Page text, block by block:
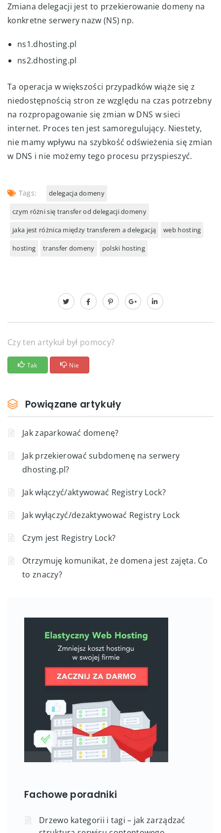
Zmiana delegacji jest to przekierowanie domeny na
konkretne serwery nazw (NS) np.
ns1.dhosting.pl
ns2.dhosting.pl
Ta operacja w większości przypadków wiąże się z
niedostępnością stron ze względu na czas potrzebny
na rozpropagowanie się zmian w DNS w sieci
internet. Proces ten jest samoregulujący. Niestety,
nie mamy wpływu na szybkość odświeżenia się zmian
w DNS i nie możemy tego procesu przyspieszyć.
Tags: delegacja domeny
czym różni się transfer od delegacji domeny
jaka jest różnica między transferem a delegacją web hosting
hosting transfer domeny polski hosting
Czy ten artykuł był pomocy?
Tak Nie
Powiązane artykuły
Jak zaparkować domenę?
Jak przekierować subdomenę na serwery
dhosting.pl?
Jak włączyć/aktywować Registry Lock?
Jak wyłączyć/dezaktywować Registry Lock
Czym jest Registry Lock?
Otrzymuję komunikat, że domena jest zajęta. Co
to znaczy?
Fachowe poradniki
Drzewo kategorii i tagi – jak zarządzać